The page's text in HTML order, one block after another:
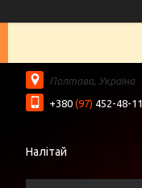
Полтава, Україна
+380 (97) 452-48-11
Налітай